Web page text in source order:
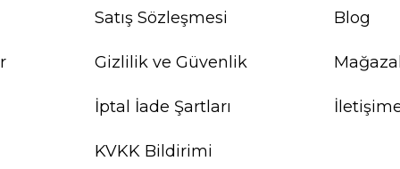
Satış Sözleşmesi
Gizlilik ve Güvenlik
İptal İade Şartları
KVKK Bildirimi
Blog